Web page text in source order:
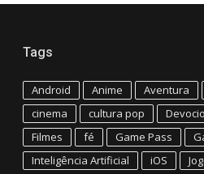
Tags
Android Anime Aventura
cinema
cultura pop
Filmes
fé Game Pass
Inteligência Artificial
iOS